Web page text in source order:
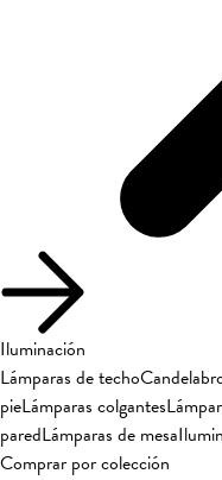
Iluminación
Lámparas de techo
pieLámparas colgantes
paredLámparas de mesa
Comprar por colección